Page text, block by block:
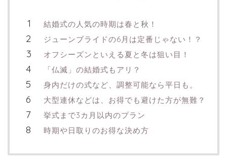
結婚式の人気の時期は春と秋！
ジューンブライドの6月は定番じゃない！？
オフシーズンといえる夏と冬は狙い目！
「仏滅」の結婚式もアリ？
身内だけの式など、調整可能なら平日も。
大型連休などは、お得でも避けた方が無難？
挙式まで3カ月以内のプラン
時期や日取りのお得な決め方